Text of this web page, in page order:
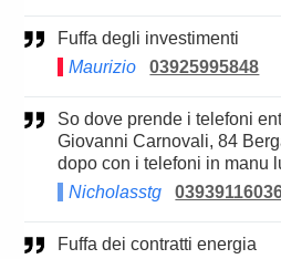
Fuffa degli investimenti
Maurizio
03925995848
So dove prende i telefoni entrato a casaforte via
Giovanni Carnovali, 84
dopo con i telefoni in manu
Nicholasstg
Fuffa dei contratti energia